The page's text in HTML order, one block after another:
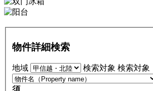
物件詳細検索
地域 検索対象 検索対象